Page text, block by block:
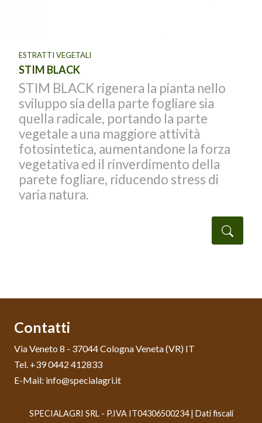
ESTRATTI VEGETALI
STIM BLACK
STIM BLACK rigenera la pianta nello
sviluppo sia della parte fogliare sia
quella radicale, portando la parte
vegetale a una maggiore attività
fotosintetica, aumentandone la forza
vegetativa ed il rinverdimento della
parete fogliare, riducendo stress di
varia natura.
Contatti
Via Veneto 8 - 37044 Cologna Veneta (VR) IT
Tel. +39 0442 412833
E-Mail: info@specialagri.it
SPECIALAGRI SRL - P.IVA IT04306500234 | Dati fiscali